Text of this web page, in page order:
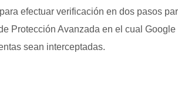
efectuar verificación en dos pasos
Protección Avanzada en el cual
sean interceptadas.